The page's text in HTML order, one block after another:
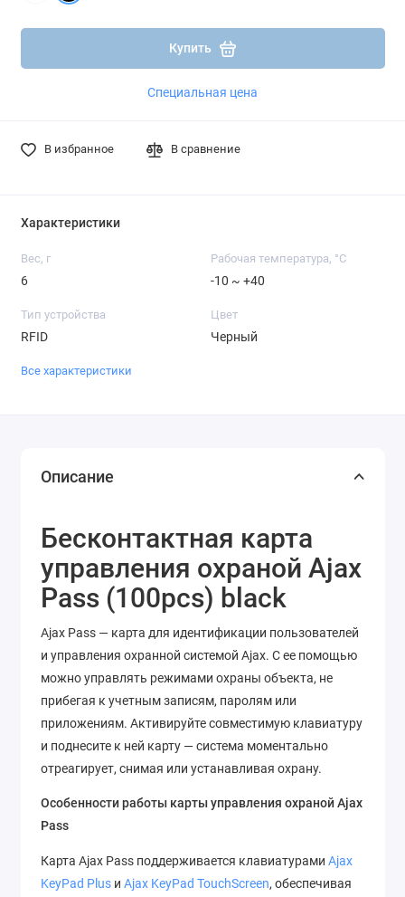
Купить
Специальная цена
В избранное В сравнение
Характеристики
Вес, г
6
Рабочая температура, °C
-10 ~ +40
Тип устройства
RFID
Цвет
Черный
Все характеристики
Описание
Бесконтактная карта
управления охраной Ajax
Pass (100pcs) black
Ajax Pass — карта для идентификации пользователей
и управления охранной системой Ajax. С ее помощью
можно управлять режимами охраны объекта, не
прибегая к учетным записям, паролям или
приложениям. Активируйте совместимую клавиатуру
и поднесите к ней карту — система моментально
отреагирует, снимая или устанавливая охрану.
Особенности работы карты управления охраной Ajax
Pass
Карта Ajax Pass поддерживается клавиатурами Ajax
KeyPad Plus и Ajax KeyPad TouchScreen, обеспечивая